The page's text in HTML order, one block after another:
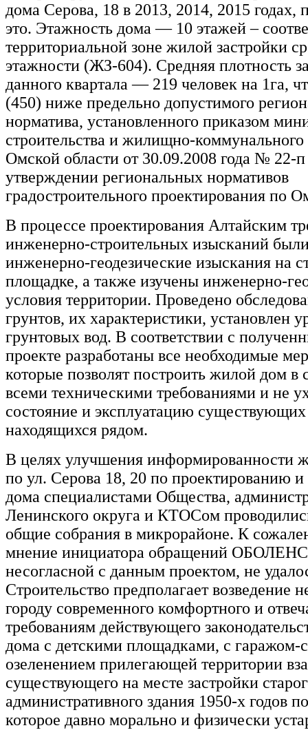
дома Серова, 18 в 2013, 2014, 2015 годах,
это. Этажность дома — 10 этажей –
территориальной зоне жилой застройки
этажности (ЖЗ-604). Средняя плотность
данного квартала — 219 человек на 1га,
(450) ниже предельно допустимого
норматива, установленного приказом
строительства и жилищно-коммунального
Омской области от 30.09.2008 года № 22-
утверждении региональных нормативов
градостроительного проектирования по
В процессе проектирования Алтайским
инженерно-строительных изысканий
инженерно-геодезические изыскания на
площадке, а также изучены инженерно-
условия территории. Проведено
грунтов, их характеристики, установлен
грунтовых вод. В соответствии с
проекте разработаны все необходимые
которые позволят построить жилой дом в
всеми техническими требованиями и не
состояние и эксплуатацию
находящихся рядом.
В целях улучшения информированности
по ул. Серова 18, 20 по проектированию и
дома специалистами Общества,
Ленинского округа и КТОСом
общие собрания в микрорайоне. К
мнение инициатора обращений
несогласной с данным проектом, не
Строительство предполагает возведение
городу современного комфортного и
требованиям действующего
дома с детскими площадками, с гаражом-
озеленением прилегающей территории
существующего на месте застройки
административного здания 1950-х годов
которое давно морально и физически